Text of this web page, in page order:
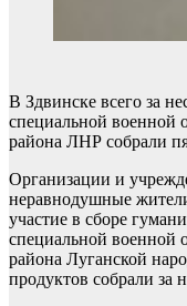
В Здвинске всего за
специальной военной
района ЛНР собрали
Организации и
неравнодушные
участие в сборе
специальной военной
района Луганской
продуктов собрали за